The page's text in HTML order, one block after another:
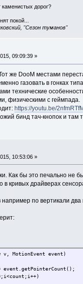
каменистых дорог?
покой...
"Сезон туманов"
09:09:39 »
же DooM местами
газовать в гонках
технические
физическими с геймпада.
https://youtu.be/
бинд тач-кнопок и
10:53:06 »
Как бы это печально не
кривых драйверах
по вертикали
v, MotionEvent event)